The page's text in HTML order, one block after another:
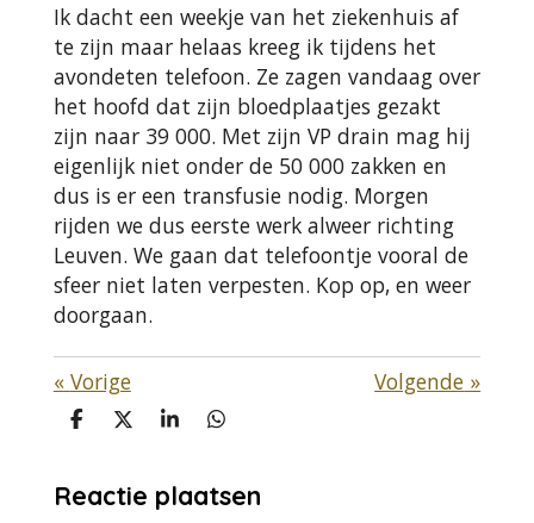
Ik dacht een weekje van het ziekenhuis af
te zijn maar helaas kreeg ik tijdens het
avondeten telefoon. Ze zagen vandaag over
het hoofd dat zijn bloedplaatjes gezakt
zijn naar 39 000. Met zijn VP drain mag hij
eigenlijk niet onder de 50 000 zakken en
dus is er een transfusie nodig. Morgen
rijden we dus eerste werk alweer richting
Leuven. We gaan dat telefoontje vooral de
sfeer niet laten verpesten. Kop op, en weer
doorgaan.
« Vorige Volgende »
D
e
D
l
S
r
D
e
Reactie plaatsen